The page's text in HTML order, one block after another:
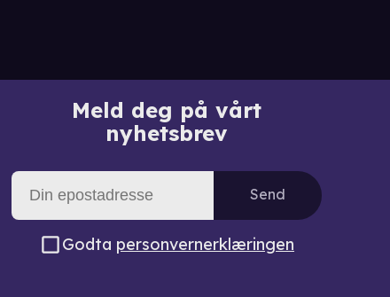
Meld deg på vårt
nyhetsbrev
Send
Godta personvernerklæringen